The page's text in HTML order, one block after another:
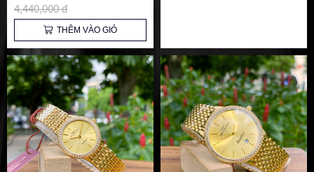
4,440,000 đ
THÊM VÀO GIỎ